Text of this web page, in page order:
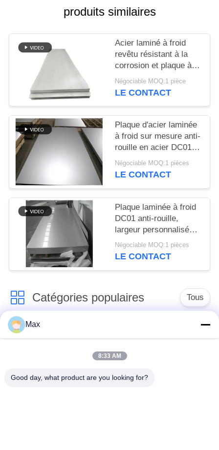
SITE
PRIVACY
POLICY
produits similaires
Acier laminé à froid
revêtu résistant à la
corrosion et plaque à
haute teneur en
carbone de diamètre
Négociable MOQ:1 pièce
LE CONTACT
Plaque d'acier laminée
à froid sur mesure anti-
rouille en acier DC01,
norme GB/T 708, pour
équipement électrique
Négociable MOQ:1 pièces
LE CONTACT
Plaque laminée à froid
DC01 anti-rouille,
largeur personnalisée
ASTM A1008 pour
armoires électriques
Négociable MOQ:1 pièces
LE CONTACT
Catégories populaires Tous
Tuyau d'alliage de
inoxydable duplex
superbe
tuyau d'acier
Max
8:33 AM
Good day, what product are you looking for?